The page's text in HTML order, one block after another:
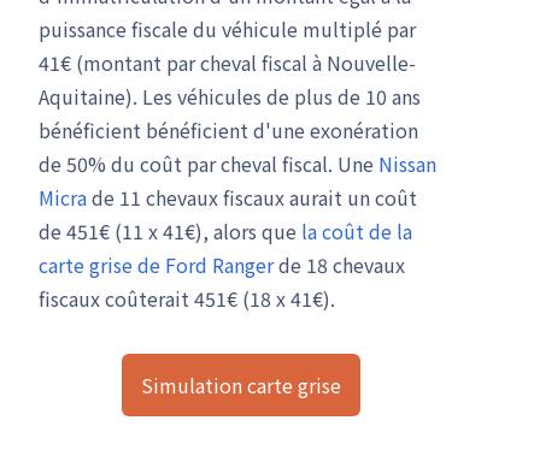
puissance fiscale du véhicule multiplé par
41€ (montant par cheval fiscal à Nouvelle-
Aquitaine). Les véhicules de plus de 10 ans
bénéficient bénéficient d'une exonération
de 50% du coût par cheval fiscal. Une Nissan
Micrade 11 chevaux fiscaux aurait un coût
de 451€ (11 x 41€), alors que la coût de la
carte grise de Ford Rangerde 18 chevaux
fiscaux coûterait 451€ (18 x 41€).
Simulation carte grise